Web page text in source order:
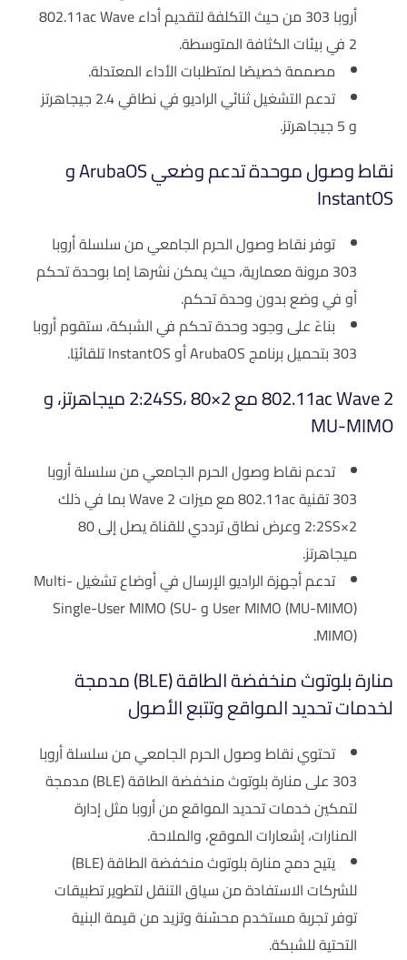
أروبا 303 من حيث التكلفة لتقديم أداء 802.11ac Wave
2 في بيئات الكثافة المتوسطة.
مصممة خصيصًا لمتطلبات الأداء المعتدلة.
تدعم التشغيل ثنائي الراديو في نطاقي 2.4 جيجاهرتز
و 5 جيجاهرتز.
نقاط وصول موحدة تدعم وضعي ArubaOS و
InstantOS
توفر نقاط وصول الحرم الجامعي من سلسلة أروبا
303 مرونة معمارية، حيث يمكن نشرها إما بوحدة تحكم
أو في وضع بدون وحدة تحكم.
بناءً على وجود وحدة تحكم في الشبكة، ستقوم أروبا
303 بتحميل برنامج ArubaOS أو InstantOS تلقائيًا.
802.11ac Wave 2 مع 2×2:24SS، 80 ميجاهرتز، و
MU-MIMO
تدعم نقاط وصول الحرم الجامعي من سلسلة أروبا
303 تقنية 802.11ac مع ميزات Wave 2 بما في ذلك
2×2:2SS وعرض نطاق ترددي للقناة يصل إلى 80
ميجاهرتز.
تدعم أجهزة الراديو الإرسال في أوضاع تشغيل Multi-
User MIMO (MU-MIMO) و Single-User MIMO (SU-
MIMO).
منارة بلوتوث منخفضة الطاقة (BLE) مدمجة
لخدمات تحديد المواقع وتتبع الأصول
تحتوي نقاط وصول الحرم الجامعي من سلسلة أروبا
303 على منارة بلوتوث منخفضة الطاقة (BLE) مدمجة
لتمكين خدمات تحديد المواقع من أروبا مثل إدارة
المنارات، إشعارات الموقع، والملاحة.
يتيح دمج منارة بلوتوث منخفضة الطاقة (BLE)
للشركات الاستفادة من سياق التنقل لتطوير تطبيقات
توفر تجربة مستخدم محسّنة وتزيد من قيمة البنية
التحتية للشبكة.